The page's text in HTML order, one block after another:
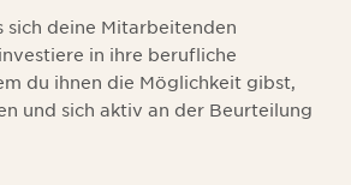
sich deine Mitarbeitenden
in ihre berufliche
du ihnen die Möglichkeit gibst,
und sich aktiv an der Beurteilung